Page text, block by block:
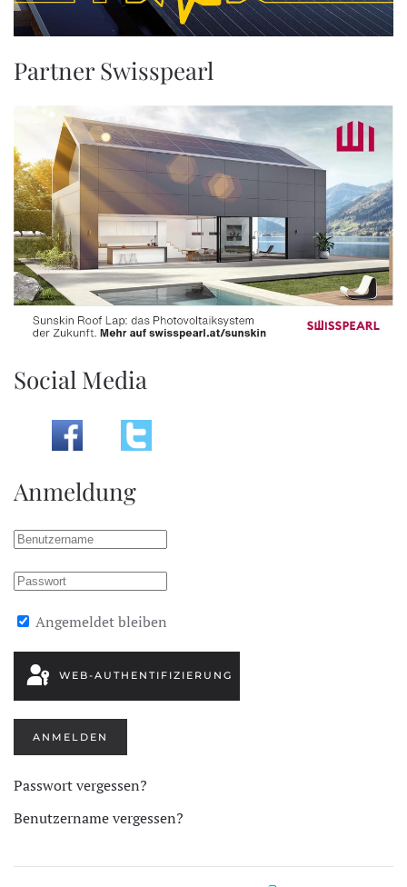
Partner Swisspearl
Social Media
Anmeldung
Angemeldet bleiben
WEB-AUTHENTIFIZIERUNG
ANMELDEN
Passwort vergessen?
Benutzername vergessen?